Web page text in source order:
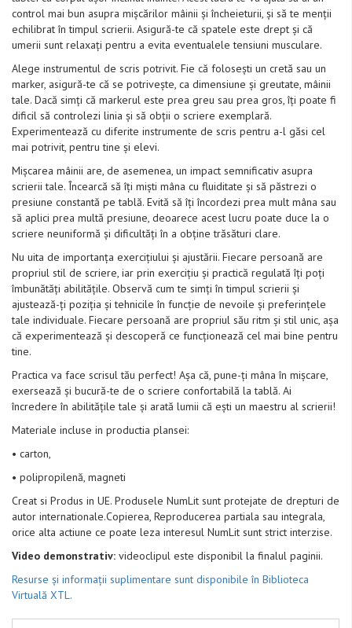
control mai bun asupra mișcărilor mâinii și încheieturii, și să te menții
echilibrat în timpul scrierii. Asigură-te că spatele este drept și că
umerii sunt relaxați pentru a evita eventualele tensiuni musculare.
Alege instrumentul de scris potrivit. Fie că folosești un cretă sau un
marker, asigură-te că se potrivește, ca dimensiune și greutate, mâinii
tale. Dacă simți că markerul este prea greu sau prea gros, îți poate fi
dificil să controlezi linia și să obții o scriere exemplară.
Experimentează cu diferite instrumente de scris pentru a-l găsi cel
mai potrivit, pentru tine și elevi.
Mișcarea mâinii are, de asemenea, un impact semnificativ asupra
scrierii tale. Încearcă să îți miști mâna cu fluiditate și să păstrezi o
presiune constantă pe tablă. Evită să îți încordezi prea mult mâna sau
să aplici prea multă presiune, deoarece acest lucru poate duce la o
scriere neuniformă și dificultăți în a obține trăsături clare.
Nu uita de importanța exercițiului și ajustării. Fiecare persoană are
propriul stil de scriere, iar prin exercițiu și practică regulată îți poți
îmbunătăți abilitățile. Observă cum te simți în timpul scrierii și
ajustează-ți poziția și tehnicile în funcție de nevoile și preferințele
tale individuale. Fiecare persoană are propriul său ritm și stil unic, așa
că experimentează și descoperă ce funcționează cel mai bine pentru
tine.
Practica va face scrisul tău perfect! Așa că, pune-ți mâna în mișcare,
exersează și bucură-te de o scriere confortabilă la tablă. Ai
încredere în abilitățile tale și arată lumii că ești un maestru al scrierii!
Materiale incluse in productia plansei:
• carton,
• polipropilenă, magneti
Creat si Produs in UE. Produsele NumLit sunt protejate de drepturi de
autor internationale.Copierea, Reproducerea partiala sau integrala,
orice alta actiune ce poate leza interesul NumLit sunt strict interzise.
Video demonstrativ: videoclipul este disponibil la finalul paginii.
Resurse și informații suplimentare sunt disponibile în Biblioteca
Virtuală XTL.